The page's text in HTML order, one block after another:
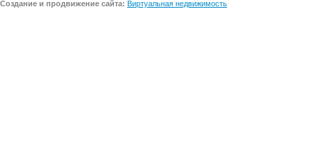
Создание и продвижение сайта: Виртуальная недвижимость